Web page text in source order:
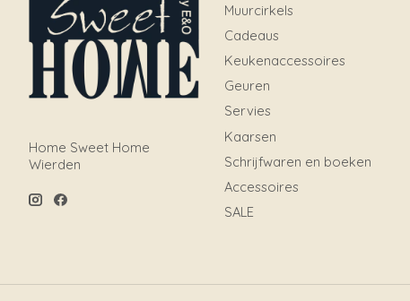
Home Sweet Home
Wierden
Muurcirkels
Cadeaus
Keukenaccessoires
Geuren
Servies
Kaarsen
Schrijfwaren en boeken
Accessoires
SALE